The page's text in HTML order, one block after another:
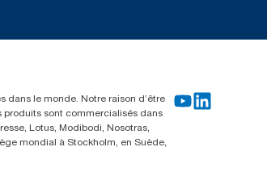
dans le monde. Notre raison d’être
produits sont commercialisés dans
Lotus, Modibodi, Nosotras,
mondial à Stockholm, en Suède,